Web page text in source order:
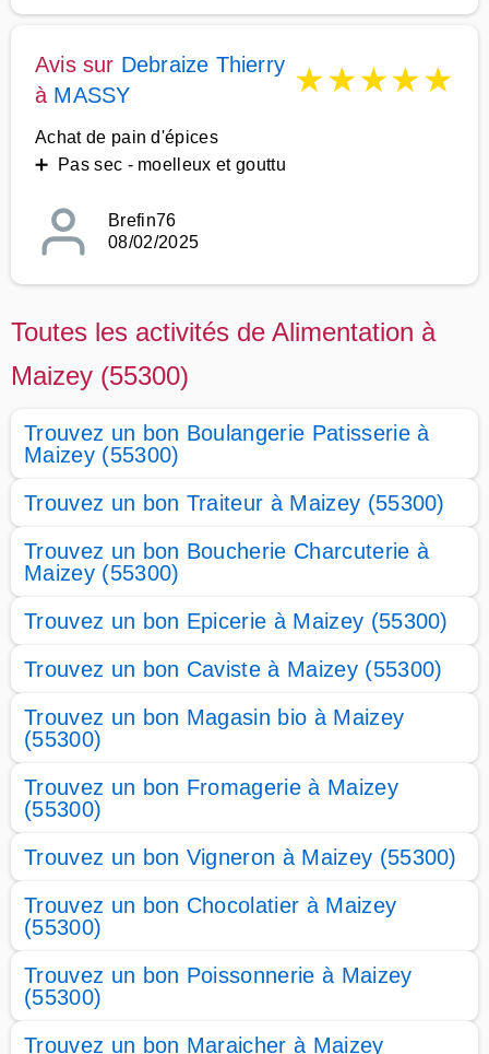
Avis sur Debraize Thierry
à MASSY ★★★★★
Achat de pain d'épices
➕ Pas sec - moelleux et gouttu
Brefin76
08/02/2025
Toutes les activités de Alimentation à
Maizey (55300)
Trouvez un bon Boulangerie Patisserie à
Maizey (55300)
Trouvez un bon Traiteur à Maizey (55300)
Trouvez un bon Boucherie Charcuterie à
Maizey (55300)
Trouvez un bon Epicerie à Maizey (55300)
Trouvez un bon Caviste à Maizey (55300)
Trouvez un bon Magasin bio à Maizey
(55300)
Trouvez un bon Fromagerie à Maizey
(55300)
Trouvez un bon Vigneron à Maizey (55300)
Trouvez un bon Chocolatier à Maizey
(55300)
Trouvez un bon Poissonnerie à Maizey
(55300)
Trouvez un bon Maraicher à Maizey